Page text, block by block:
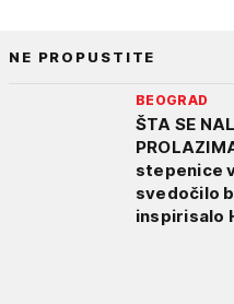
NE PROPUSTITE
BEOGRAD
ŠTA SE
stepenice
svedočilo
inspirisalo